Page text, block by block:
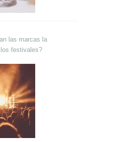
las marcas la
festivales?